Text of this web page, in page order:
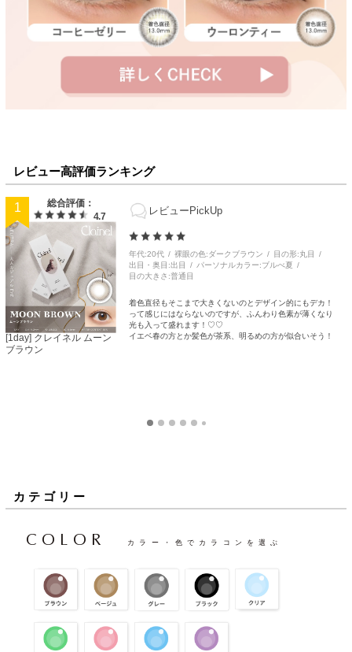
レビュー高評価ランキング
1
[1day] クレイネル ムーン
ブラウン
総合評価：
4.7 レビューPickUp
年代 20代 裸眼の色 ダークブラウン 目の形 丸目
出目・奥目 出目 パーソナルカラー ブルべ夏
目の大きさ 普通目
着色直径もそこまで大きくないのとデザイン的にもデカ！
って感じにはならないのですが、ふんわり色素が薄くなり
光も入って盛れます！♡♡
イエベ春の方とか髪色が茶系、明るめの方が似合いそう！
カテゴリー
COLOR カラー・色でカラコンを選ぶ